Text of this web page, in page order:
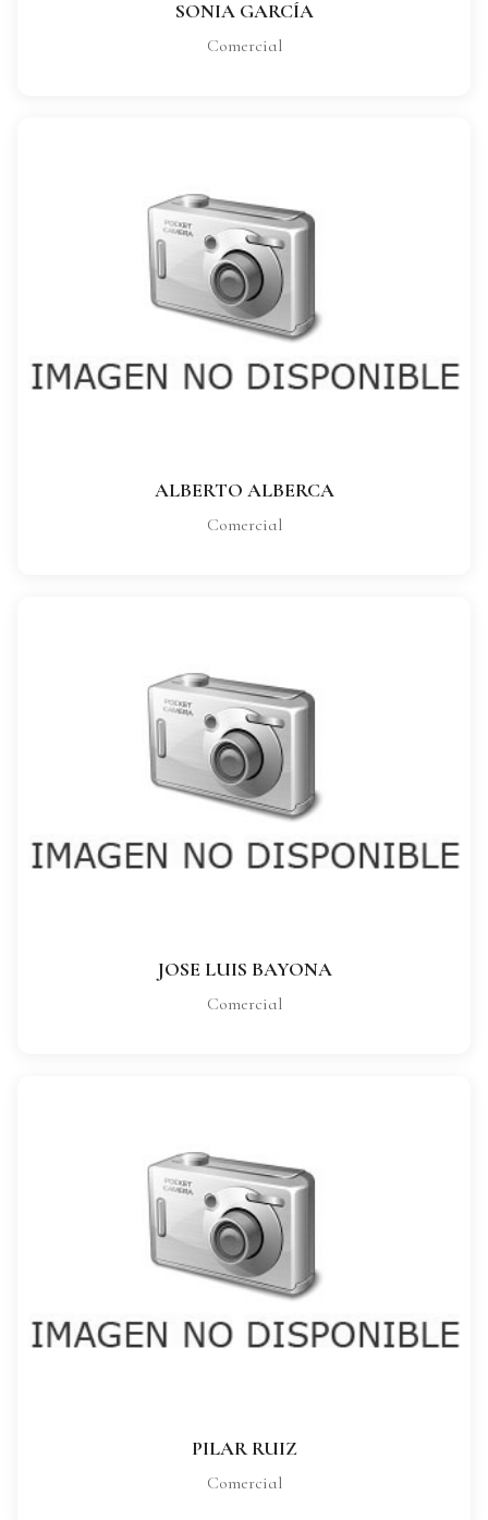
SONIA GARCÍA
Comercial
ALBERTO ALBERCA
Comercial
ALBERTO ALBERCA
CARGO:
JOSE LUIS BAYONA
Comercial
JOSE LUIS BAYONA
CARGO:
PILAR RUIZ
Comercial
PILAR RUIZ
CARGO: